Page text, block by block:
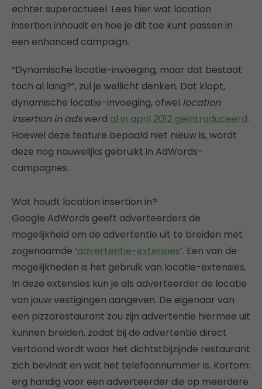
echter superactueel. Lees hier wat location
insertion inhoudt en hoe je dit toe kunt passen in
een enhanced campaign.
“Dynamische locatie-invoeging, maar dat bestaat
toch al lang?”, zul je wellicht denken. Dat klopt,
dynamische locatie-invoeging, ofwel location
insertion in adswerd al in april 2012 geïntroduceerd.
Hoewel deze feature bepaald niet nieuw is, wordt
deze nog nauwelijks gebruikt in AdWords-
campagnes.
Wat houdt location insertion in?
Google AdWords geeft adverteerders de
mogelijkheid om de advertentie uit te breiden met
zogenaamde ‘advertentie-extensies’. Een van de
mogelijkheden is het gebruik van locatie-extensies.
In deze extensies kun je als adverteerder de locatie
van jouw vestigingen aangeven. De eigenaar van
een pizzarestaurant zou zijn advertentie hiermee uit
kunnen breiden, zodat bij de advertentie direct
vertoond wordt waar het dichtstbijzijnde restaurant
zich bevindt en wat het telefoonnummer is. Kortom:
erg handig voor een adverteerder die op meerdere